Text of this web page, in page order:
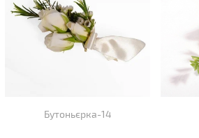
Бутоньєрка-14